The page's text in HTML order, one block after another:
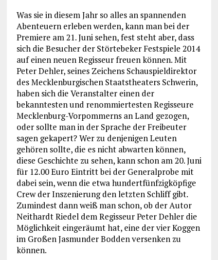
Was sie in diesem Jahr so alles an spannenden
Abenteuern erleben werden, kann man bei der
Premiere am 21. Juni sehen, fest steht aber, dass
sich die Besucher der Störtebeker Festspiele 2014
auf einen neuen Regisseur freuen können. Mit
Peter Dehler, seines Zeichens Schauspieldirektor
des Mecklenburgischen Staatstheaters Schwerin,
haben sich die Veranstalter einen der
bekanntesten und renommiertesten Regisseure
Mecklenburg-Vorpommerns an Land gezogen,
oder sollte man in der Sprache der Freibeuter
sagen gekapert? Wer zu denjenigen Leuten
gehören sollte, die es nicht abwarten können,
diese Geschichte zu sehen, kann schon am 20. Juni
für 12.00 Euro Eintritt bei der Generalprobe mit
dabei sein, wenn die etwa hundertfünfzigköpfige
Crew der Inszenierung den letzten Schliff gibt.
Zumindest dann weiß man schon, ob der Autor
Neithardt Riedel dem Regisseur Peter Dehler die
Möglichkeit eingeräumt hat, eine der vier Koggen
im Großen Jasmunder Bodden versenken zu
können.